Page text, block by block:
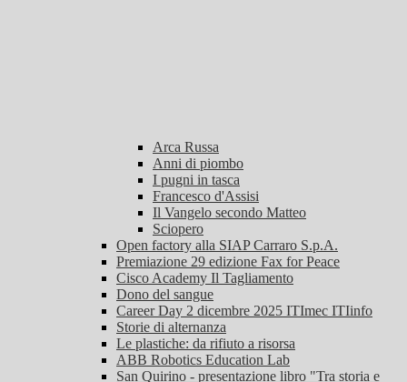
Arca Russa
Anni di piombo
I pugni in tasca
Francesco d'Assisi
Il Vangelo secondo Matteo
Sciopero
Open factory alla SIAP Carraro S.p.A.
Premiazione 29 edizione Fax for Peace
Cisco Academy Il Tagliamento
Dono del sangue
Career Day 2 dicembre 2025 ITImec ITIinfo
Storie di alternanza
Le plastiche: da rifiuto a risorsa
ABB Robotics Education Lab
San Quirino - presentazione libro "Tra storia e